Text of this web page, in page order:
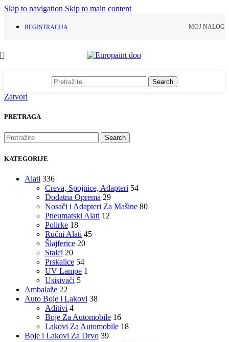
Skip to navigation Skip to main content
REGISTRACIJA MOJ NALOG
Search
Zatvori
PRETRAGA
Search
KATEGORIJE
Alati 336
Creva, Spojnice, Adapteri 54
Dodatna Oprema 29
Nosači i Adapteri Za Mašine 80
Pneumatski Alati 12
Polirke 18
Ručni Alati 45
Šlajferice 20
Stalci 20
Prskalice 54
UV Lampe 1
Usisivači 5
Ambalaže 22
Auto Boje i Lakovi 38
Aditivi 4
Boje Za Automobile 16
Lakovi Za Automobile 18
Boje i Lakovi Za Drvo 39